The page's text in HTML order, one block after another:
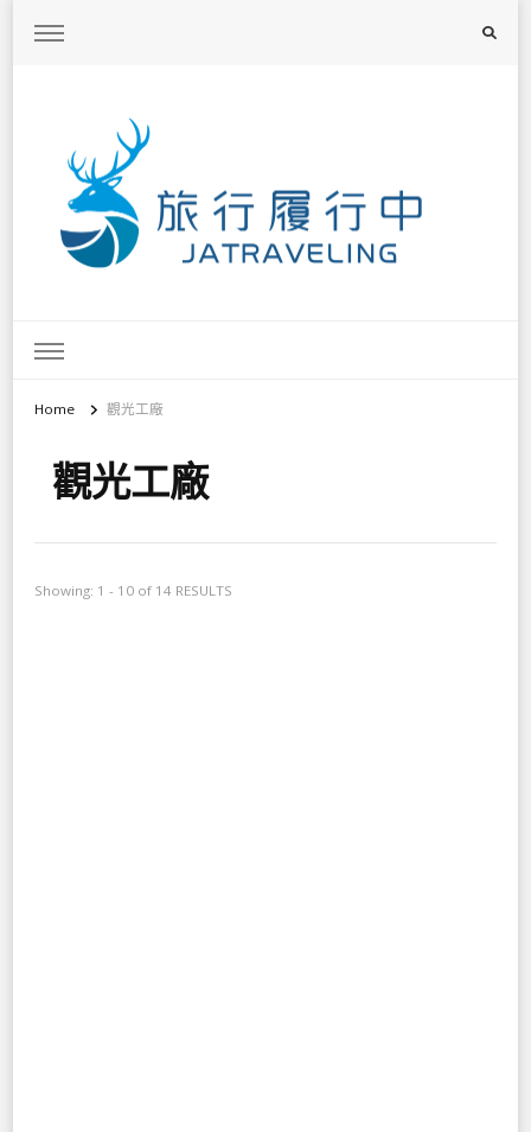
Home 觀光工廠
觀光工廠
Showing: 1 - 10 of 14 RESULTS